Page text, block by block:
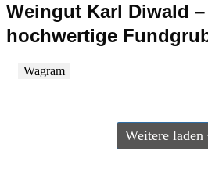
Weingut Karl Diwald
hochwertige
Wagram
Weitere laden